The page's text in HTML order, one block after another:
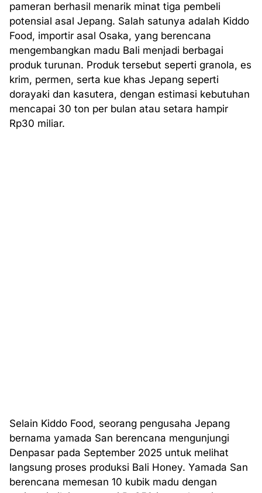
pameran berhasil menarik minat tiga pembeli
potensial asal Jepang. Salah satunya adalah Kiddo
Food, importir asal Osaka, yang berencana
mengembangkan madu Bali menjadi berbagai
produk turunan. Produk tersebut seperti granola, es
krim, permen, serta kue khas Jepang seperti
dorayaki dan kasutera, dengan estimasi kebutuhan
mencapai 30 ton per bulan atau setara hampir
Rp30 miliar.
Selain Kiddo Food, seorang pengusaha Jepang
bernama yamada San berencana mengunjungi
Denpasar pada September 2025 untuk melihat
langsung proses produksi Bali Honey. Yamada San
berencana memesan 10 kubik madu dengan